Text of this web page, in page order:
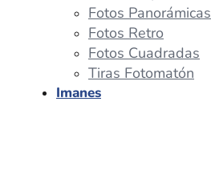
Fotos Panorámicas
Fotos Retro
Fotos Cuadradas
Tiras Fotomatón
Imanes